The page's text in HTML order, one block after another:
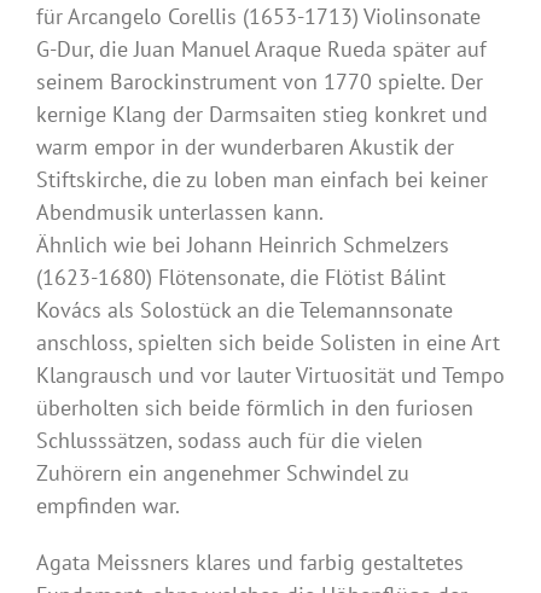
für Arcangelo Corellis (1653-1713) Violinsonate
G-Dur, die Juan Manuel Araque Rueda später auf
seinem Barockinstrument von 1770 spielte. Der
kernige Klang der Darmsaiten stieg konkret und
warm empor in der wunderbaren Akustik der
Stiftskirche, die zu loben man einfach bei keiner
Abendmusik unterlassen kann.
Ähnlich wie bei Johann Heinrich Schmelzers
(1623-1680) Flötensonate, die Flötist Bálint
Kovács als Solostück an die Telemannsonate
anschloss, spielten sich beide Solisten in eine Art
Klangrausch und vor lauter Virtuosität und Tempo
überholten sich beide förmlich in den furiosen
Schlusssätzen, sodass auch für die vielen
Zuhörern ein angenehmer Schwindel zu
empfinden war.
Agata Meissners klares und farbig gestaltetes